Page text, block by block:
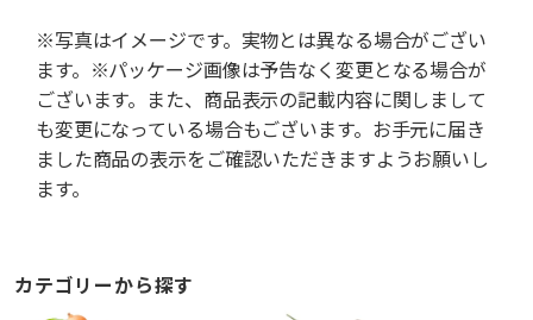
※写真はイメージです。実物とは異なる場合がござい
ます。※パッケージ画像は予告なく変更となる場合が
ございます。また、商品表示の記載内容に関しまして
も変更になっている場合もございます。お手元に届き
ました商品の表示をご確認いただきますようお願いし
ます。
カテゴリーから探す